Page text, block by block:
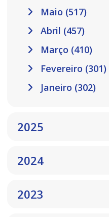
Maio (517)
Abril (457)
Março (410)
Fevereiro (301)
Janeiro (302)
2025
2024
2023